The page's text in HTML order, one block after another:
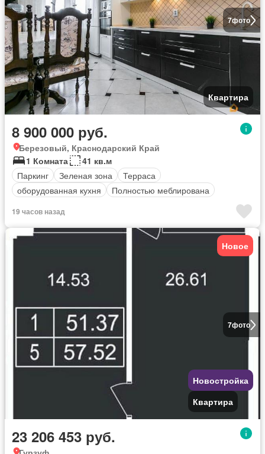
7фото
Квартира
8 900 000 руб.
Березовый, Краснодарский Край
1 Комната
41 кв.м
Паркинг
Зеленая зона
Терраса
оборудованная кухня
Полностью меблирована
19 часов назад
7фото
Новое
Новостройка
Квартира
23 206 453 руб.